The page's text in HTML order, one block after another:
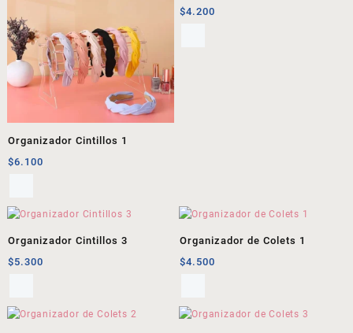
Organizador Cintillos 1
$6.100
$4.200
Organizador Cintillos 3
$5.300
Organizador de Colets 1
$4.500